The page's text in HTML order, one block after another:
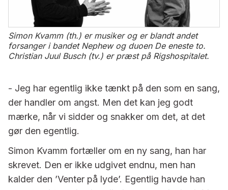
Simon Kvamm (th.) er musiker og er blandt andet
forsanger i bandet Nephew og duoen De eneste to.
Christian Juul Busch (tv.) er præst på Rigshospitalet.
- Jeg har egentlig ikke tænkt på den som en sang,
der handler om angst. Men det kan jeg godt
mærke, når vi sidder og snakker om det, at det
gør den egentlig.
Simon Kvamm fortæller om en ny sang, han har
skrevet. Den er ikke udgivet endnu, men han
kalder den ’Venter på lyde’. Egentlig havde han